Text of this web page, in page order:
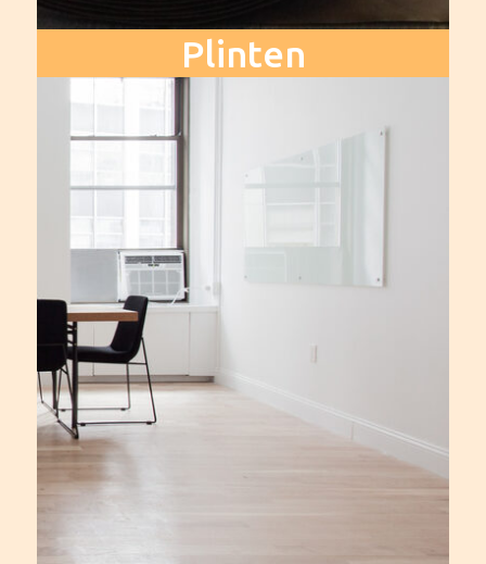
Plinten